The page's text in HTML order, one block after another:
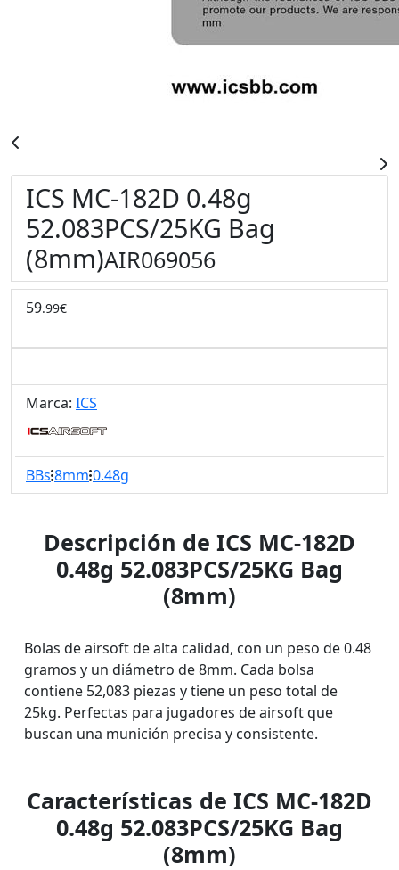
ICS MC-182D 0.48g
52.083PCS/25KG Bag
(8mm)AIR069056
59.99€
Marca: ICS
BBs 8mm 0.48g
Descripción de ICS MC-182D
0.48g 52.083PCS/25KG Bag
(8mm)
Bolas de airsoft de alta calidad, con un peso de 0.48
gramos y un diámetro de 8mm. Cada bolsa
contiene 52,083 piezas y tiene un peso total de
25kg. Perfectas para jugadores de airsoft que
buscan una munición precisa y consistente.
Características de ICS MC-182D
0.48g 52.083PCS/25KG Bag
(8mm)